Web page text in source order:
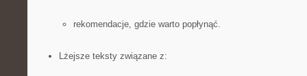
rekomendacje, gdzie warto popłynąć.
Lżejsze teksty związane z: